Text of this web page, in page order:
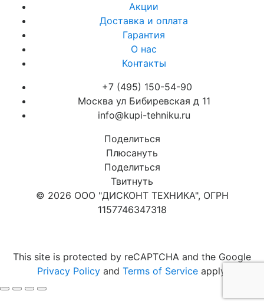
Акции
Доставка и оплата
Гарантия
О нас
Контакты
+7 (495) 150-54-90
Москва ул Бибиревская д 11
info@kupi-tehniku.ru
Поделиться
Плюсануть
Поделиться
Твитнуть
© 2026 ООО "ДИСКОНТ ТЕХНИКА", ОГРН
1157746347318
This site is protected by reCAPTCHA and the Google
Privacy Policyand Terms of Serviceapply.